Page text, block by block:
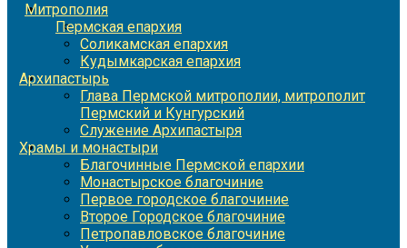
Митрополия
Пермская епархия
Соликамская епархия
Кудымкарская епархия
Архипастырь
Глава Пермской митрополии, митрополит
Пермский и Кунгурский
Служение Архипастыря
Храмы и монастыри
Благочинные Пермской епархии
Монастырское благочиние
Первое городское благочиние
Второе Городское благочиние
Петропавловское благочиние